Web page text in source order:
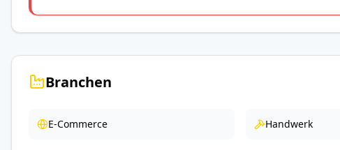
Branchen
E-Commerce Handwerk